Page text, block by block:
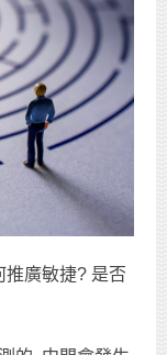
推廣敏捷? 是否